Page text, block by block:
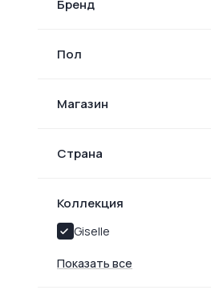
Бренд
Пол
Магазин
Страна
Коллекция
Giselle
Показать все